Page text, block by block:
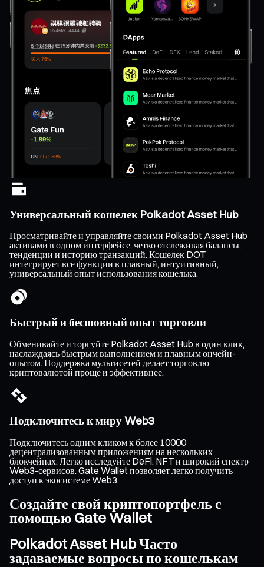
Универсальный кошелек Polkadot Asset Hub
Просматривайте и управляйте своими Polkadot Asset Hub
активами в одном интерфейсе, четко отслеживая балансы,
тенденции и историю транзакций. Кошелек DOT
интегрирует все функции в плавный, интуитивный,
универсальный опыт использования кошелька.
Быстрый и бесшовный опыт торговли
Обменивайте и торгуйте Polkadot Asset Hub в один клик,
наслаждаясь быстрым выполнением и плавным ончейн-
опытом. Поддержка мультисетей делает торговлю
криптовалютой проще и эффективнее.
Подключитесь к миру Web3
Подключитесь одним кликом к более 10000
децентрализованным приложениям на нескольких
блокчейнах. Легко исследуйте DeFi, NFT и широкий спектр
Web3-сервисов. Gate Wallet позволяет легко получить
доступ к экосистеме Web3.
Создайте свой криптопортфель с
помощью Gate Wallet
Polkadot Asset Hub Часто
задаваемые вопросы по кошелькам